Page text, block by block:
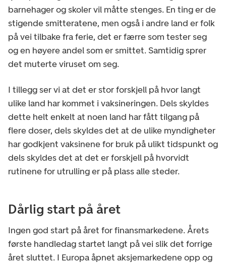
barnehager og skoler vil måtte stenges. En ting er de
stigende smitteratene, men også i andre land er folk
på vei tilbake fra ferie, det er færre som tester seg
og en høyere andel som er smittet. Samtidig sprer
det muterte viruset om seg.
I tillegg ser vi at det er stor forskjell på hvor langt
ulike land har kommet i vaksineringen. Dels skyldes
dette helt enkelt at noen land har fått tilgang på
flere doser, dels skyldes det at de ulike myndigheter
har godkjent vaksinene for bruk på ulikt tidspunkt og
dels skyldes det at det er forskjell på hvorvidt
rutinene for utrulling er på plass alle steder.
Dårlig start på året
Ingen god start på året for finansmarkedene. Årets
første handledag startet langt på vei slik det forrige
året sluttet. I Europa åpnet aksjemarkedene opp og